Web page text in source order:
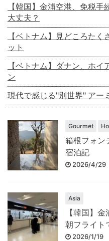
【韓国】金浦空港、免税
大丈夫？
【ベトナム】見どころた
ット
【ベトナム】ダナン、ホ
ン
現代で感じる"別世界" アー
Gourmet
箱根フォン
宿泊記
2026/4/29
Asia
【韓国】
朝フライト
2026/1/19